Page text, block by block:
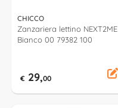
CHICCO
Zanzariera lettino NEXT2ME
Bianco 00 79382 100
€ 29,00